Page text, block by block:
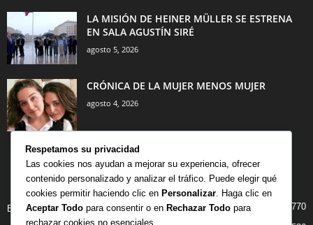
LA MISIÓN DE HEINER MÜLLER SE ESTRENA
EN SALA AGUSTÍN SIRÉ
agosto 5, 2026
CRÓNICA DE LA MUJER MENOS MUJER
agosto 4, 2026
CATEGORÍA POPULAR
BIBLIOTECA 770
Respetamos su privacidad
Las cookies nos ayudan a mejorar su experiencia, ofrecer
contenido personalizado y analizar el tráfico. Puede elegir qué
cookies permitir haciendo clic en Personalizar . Haga clic en
Aceptar Todo para consentir o en Rechazar Todo para
rechazar cookies no esenciales.